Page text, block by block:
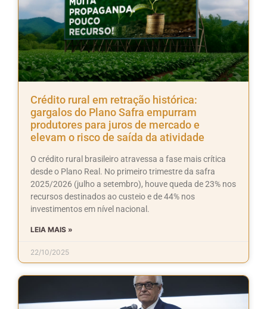
Crédito rural em retração histórica:
gargalos do Plano Safra empurram
produtores para juros de mercado e
elevam o risco de saída da atividade
O crédito rural brasileiro atravessa a fase mais crítica
desde o Plano Real. No primeiro trimestre da safra
2025/2026 (julho a setembro), houve queda de 23% nos
recursos destinados ao custeio e de 44% nos
investimentos em nível nacional.
LEIA MAIS »
22/10/2025